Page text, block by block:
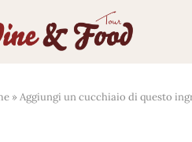
»Aggiungi un cucchiaio di questo